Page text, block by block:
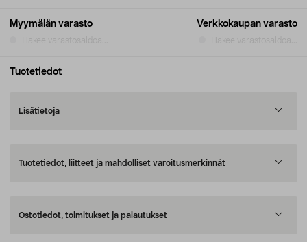
Myymälän varasto Verkkokaupan varasto
Tuotetiedot
Lisätietoja
Tuotetiedot, liitteet ja mahdolliset varoitusmerkinnät
Ostotiedot, toimitukset ja palautukset